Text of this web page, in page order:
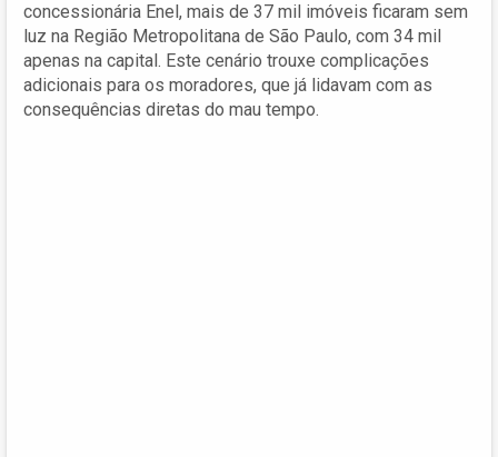
concessionária Enel, mais de 37 mil imóveis ficaram sem
luz na Região Metropolitana de São Paulo, com 34 mil
apenas na capital. Este cenário trouxe complicações
adicionais para os moradores, que já lidavam com as
consequências diretas do mau tempo.